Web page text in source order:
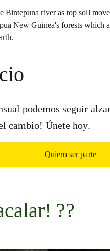
podemos seguir
cambio! Únete hoy.
Quiero ser parte
??